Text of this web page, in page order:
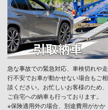
急な事故での緊急対応、車検切れや走
行不安でお車が動かせない場合もご相
談ください。お忙しいお客様のため、
ご自宅への納車も行っております。
※保険適用外の場合、別途費用がかか